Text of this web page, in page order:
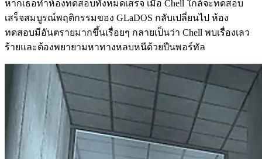
หากเธอทำห้องทดสอบทั้งหมดเสร็จ เมื่อ Chell ใกล้จะทดสอบ
เสร็จสมบูรณ์พฤติกรรมของ GLaDOS กลับเปลี่ยนไป ห้อง
ทดสอบมีอันตรายมากขึ้นเรื่อยๆ กลายเป็นว่า Chell พบเรื่องเลว
ร้ายและต้องพยายามหาทางหลบหนีด้วยปืนพอร์ทัล